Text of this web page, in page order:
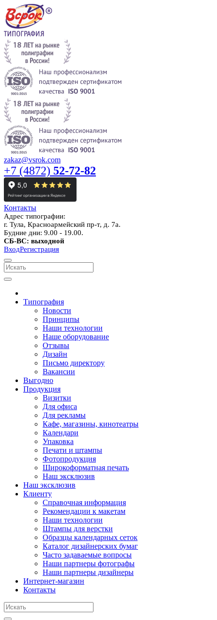
zakaz@vsrok.com
+7 (4872) 52-72-82
Контакты
Адрес типографии:
г. Тула, Красноармейский пр-т, д. 7а.
Будние дни: 9.00 - 19.00.
СБ-ВС: выходной
ВходРегистрация
Типография
Новости
Принципы
Наши технологии
Наше оборудование
Отзывы
Дизайн
Письмо директору
Вакансии
Выгодно
Продукция
Визитки
Для офиса
Для рекламы
Кафе, магазины, кинотеатры
Календари
Упаковка
Печати и штампы
Фотопродукция
Широкоформатная печать
Наш эксклюзив
Наш эксклюзив
Клиенту
Справочная информация
Рекомендации к макетам
Наши технологии
Штампы для верстки
Образцы календарных сеток
Каталог дизайнерских бумаг
Часто задаваемые вопросы
Наши партнеры фотографы
Наши партнеры дизайнеры
Интернет-магазин
Контакты